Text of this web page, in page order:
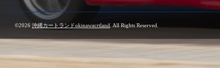
©2026 沖縄カートランドokinawacrtland . All Rights Reserved.